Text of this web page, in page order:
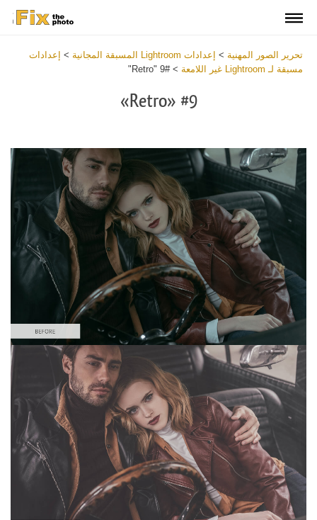
تحرير الصور المهنية > إعدادات Lightroom المسبقة المجانية > إعدادات
مسبقة لـ Lightroom غير اللامعة
>
#9 "Retro"
#9 «Retro»
رجاء اختر
Free Matte Preset #9
Matte Effect
Wedding Collection
Must-Have Collection
Download Free Preset
Buy Pro Matte Preset